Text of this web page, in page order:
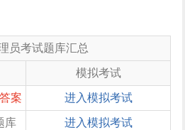
员考试题库汇总
模拟考试
案 进入模拟考试
库 进入模拟考试